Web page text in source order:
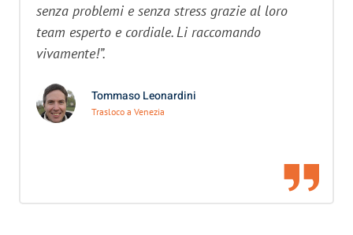
senza problemi e senza stress grazie al loro
team esperto e cordiale. Li raccomando
vivamente!”.
Tommaso Leonardini
Trasloco a Venezia